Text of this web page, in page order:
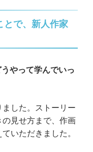
とで、新人作家
やって学んでいっ
した。ストーリー
見せ方まで、作画
いただきました。